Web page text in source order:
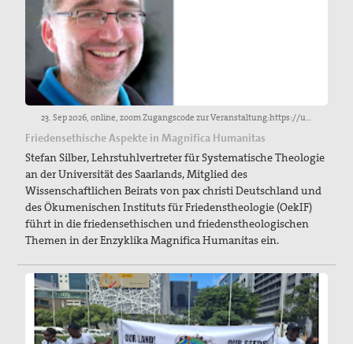
23. Sep 2026, online, zoom Zugangscode zur Veranstaltung:https://us06web.zoom.us/j/84659162808?pwd=dPnfrWeIBXxDlI3N5CFfUJvgvNYfZJ.1
Friedensethische Aspekte in Magnifica Humanitas
Stefan Silber, Lehrstuhlvertreter für Systematische Theologie
an der Universität des Saarlands, Mitglied des
Wissenschaftlichen Beirats von pax christi Deutschland und
des Ökumenischen Instituts für Friedenstheologie (OekIF)
führt in die friedensethischen und friedenstheologischen
Themen in der Enzyklika Magnifica Humanitas ein.